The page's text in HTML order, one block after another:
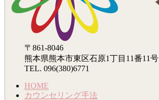
〒861-8046
熊本県熊本市東区石原1丁目11番11号
TEL. 096(380)6771
HOME
カウンセリング手法